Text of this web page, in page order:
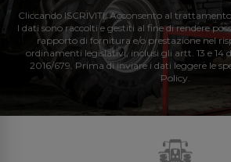
Cliccando ISCRIVITI: Acconsento al
I dati sono raccolti e gestiti al fine di rendere
rapporto di fornitura e/o prestazione nel
ordinamenti legislativi, inclusi gli artt. 13 e 14
2016/679. Prima di inviare i dati leggere le
Policy.